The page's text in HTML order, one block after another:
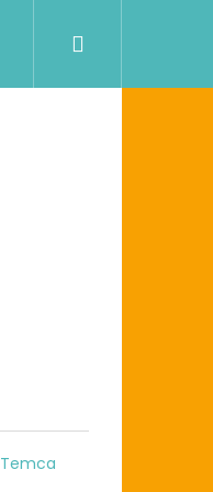
Dávkovače
Přihlášení
Temca